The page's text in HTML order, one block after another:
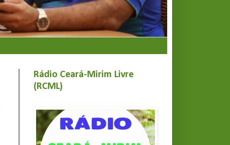
Rádio Ceará-Mirim Livre
(RCML)